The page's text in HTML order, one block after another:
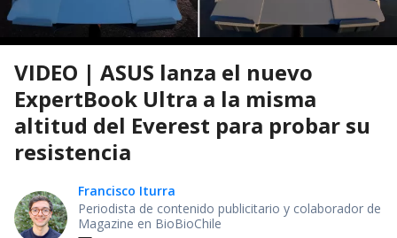
VIDEO | ASUS lanza el nuevo
ExpertBook Ultra a la misma
altitud del Everest para probar su
resistencia
Francisco Iturra
Periodista de contenido publicitario y colaborador de
Magazine en BioBioChile